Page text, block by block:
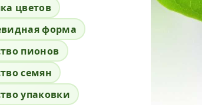
цветов
форма
пионов
семян
упаковки